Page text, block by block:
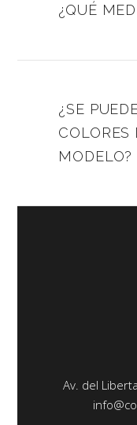
¿QUÉ
¿SE
COLORES
MODELO?
Av. del